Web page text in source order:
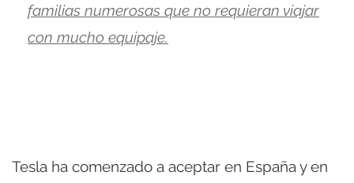
familias numerosas que no requieran viajar
con mucho equipaje.
Tesla ha comenzado a aceptar en España y en